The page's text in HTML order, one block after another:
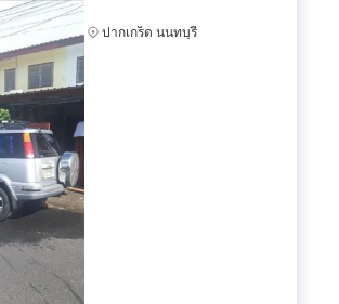
ปากเกร็ด นนทบุรี